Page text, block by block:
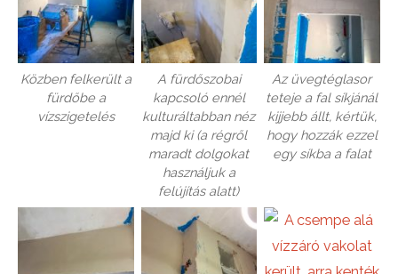
Közben felkerült a
fürdőbe a
vízszigetelés
A fürdőszobai
kapcsoló ennél
kulturáltabban néz
majd ki (a régről
maradt dolgokat
használjuk a
felújítás alatt)
Az üvegtéglasor
teteje a fal síkjánál
kijjebb állt, kértük,
hogy hozzák ezzel
egy síkba a falat